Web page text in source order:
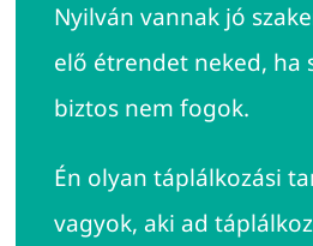
Nyilván vannak jó
elő étrendet neked, ha
biztos nem fogok.
Én olyan táplálkozási
vagyok, aki ad